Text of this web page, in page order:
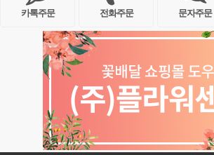
카톡주문 전화주문 문자주문